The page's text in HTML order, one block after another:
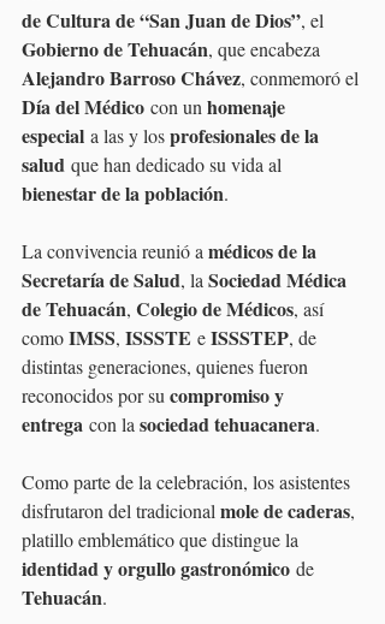
de Cultura de “San Juan de Dios”, el
Gobierno de Tehuacán, que encabeza
Alejandro Barroso Chávez, conmemoró el
Día del Médico con un homenaje
especial a las y los profesionales de la
salud que han dedicado su vida al
bienestar de la población.
La convivencia reunió a médicos de la
Secretaría de Salud, la Sociedad Médica
de Tehuacán, Colegio de Médicos, así
como IMSS, ISSSTE e ISSSTEP, de
distintas generaciones, quienes fueron
reconocidos por su compromiso y
entrega con la sociedad tehuacanera.
Como parte de la celebración, los asistentes
disfrutaron del tradicional mole de caderas,
platillo emblemático que distingue la
identidad y orgullo gastronómico de
Tehuacán.